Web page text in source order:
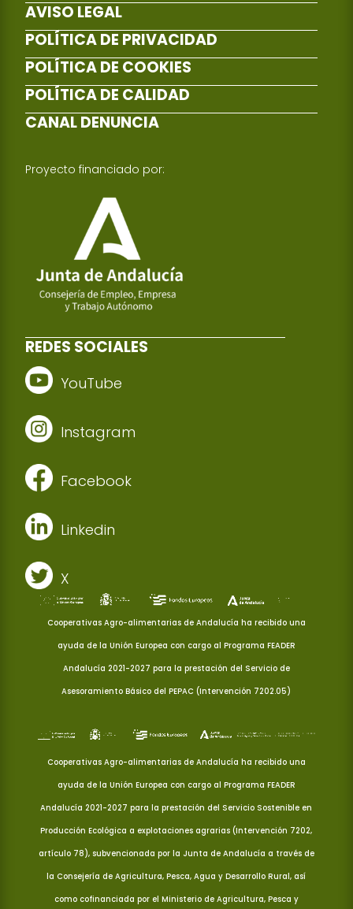
AVISO LEGAL
POLÍTICA DE PRIVACIDAD
POLÍTICA DE COOKIES
POLÍTICA DE CALIDAD
CANAL DENUNCIA
Proyecto financiado por:
REDES SOCIALES
YouTube
Instagram
Facebook
Linkedin
X
Cooperativas Agro-alimentarias de Andalucía ha recibido una
ayuda de la Unión Europea con cargo al Programa FEADER
Andalucía 2021-2027 para la prestación del Servicio de
Asesoramiento Básico del PEPAC (Intervención 7202.05)
Cooperativas Agro-alimentarias de Andalucía ha recibido una
ayuda de la Unión Europea con cargo al Programa FEADER
Andalucía 2021-2027 para la prestación del Servicio Sostenible en
Producción Ecológica a explotaciones agrarias (Intervención 7202,
artículo 78), subvencionada por la Junta de Andalucía a través de
la Consejería de Agricultura, Pesca, Agua y Desarrollo Rural, así
como cofinanciada por el Ministerio de Agricultura, Pesca y